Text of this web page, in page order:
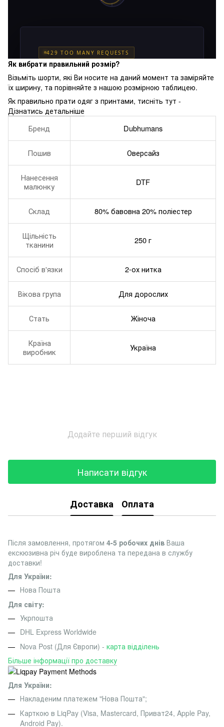
Як вибрати правильний розмір?
Візьміть шорти, які Ви носите на даний момент та заміряйте
їх ширину, та порівняйте з нашою розмірною таблицею.
Як правильно прати одяг з принтами, тисніть тут -
Дізнатись детальніше
Бренд Dubhumans
Пошив Оверсайз
Нанесення
малюнку
DTF
Склад 80% бавовна 20% поліестер
Щільність
тканини
250 г
Спосіб в'язки 2-ох нитка
Вікова група Для дорослих
Стать Жіноча
Країна
виробник
Україна
Додайте перший відгук
Написати відгук
Доставка Оплата
Після замовлення, протягом 4-5 робочих днів Ваша
екскюзивна річ буде вироблена та передана в службу
доставки!
Для України:
Нова Пошта
Для світу:
Укрпошта
DHL Express Worldwide
Nova Post (Для Європи) - карта відділень
Більше інформації про доставку
Для України:
Накладеним платежем "Нова Пошта";
Карткою в LiqPay (Visa, Mastercard, Приват24, Apple Pay,
Android Pay).